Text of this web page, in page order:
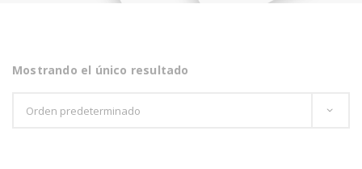
Mostrando el único resultado